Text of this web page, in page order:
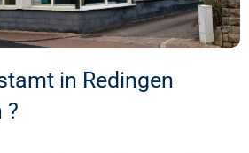
in Redingen
?